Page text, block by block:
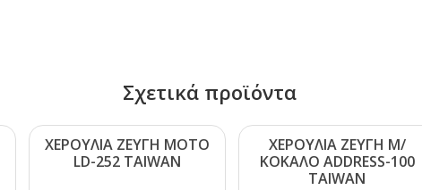
Σχετικά προϊόντα
ΧΕΡΟΥΛΙΑ ΖΕΥΓΗ ΜΟΤΟ
LD-252 ΤΑΙWΑΝ
ΧΕΡΟΥΛΙΑ ΖΕΥΓΗ Μ/
ΚΟΚΑΛΟ ΑDDRΕSS-100
ΤΑΙWΑΝ